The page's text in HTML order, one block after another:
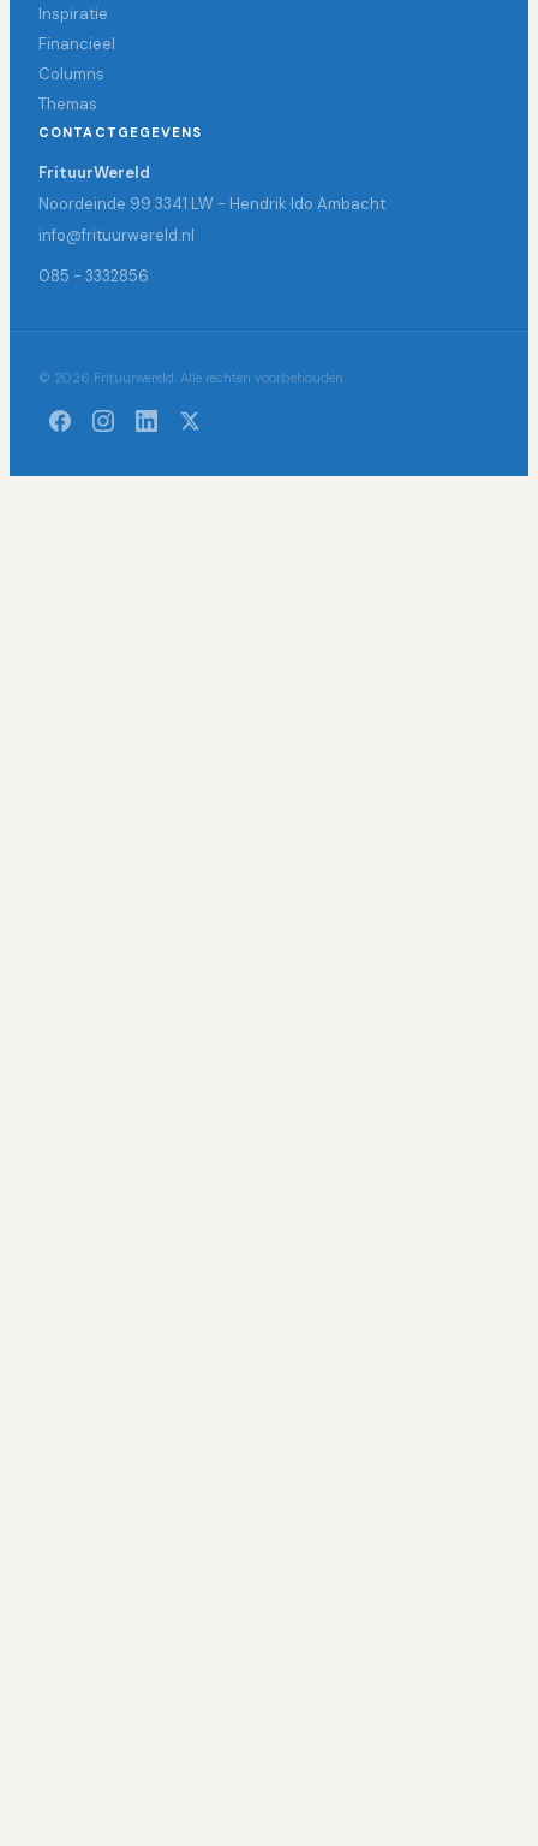
Inspiratie
Financieel
Columns
Themas
CONTACTGEGEVENS
FrituurWereld
Noordeinde 99 3341 LW - Hendrik Ido Ambacht
info@frituurwereld.nl
085 - 3332856
© 2026 Frituurwereld. Alle rechten voorbehouden.